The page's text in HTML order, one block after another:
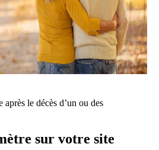
après le décès d’un ou des
sur votre site